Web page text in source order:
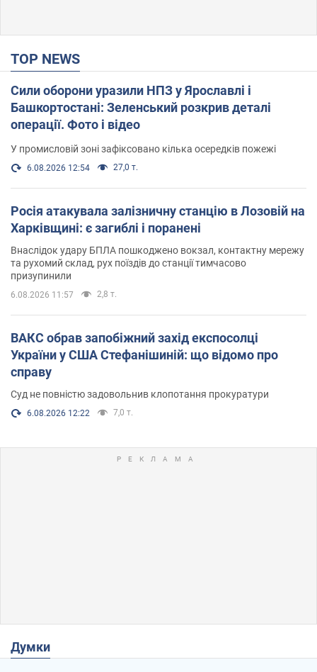
TOP NEWS
Сили оборони уразили НПЗ у Ярославлі і
Башкортостані: Зеленський розкрив деталі
операції. Фото і відео
У промисловій зоні зафіксовано кілька осередків пожежі
6.08.2026 12:54 27,0 т.
Росія атакувала залізничну станцію в Лозовій на
Харківщині: є загиблі і поранені
Внаслідок удару БПЛА пошкоджено вокзал, контактну мережу
та рухомий склад, рух поїздів до станції тимчасово
призупинили
6.08.2026 11:57 2,8 т.
ВАКС обрав запобіжний захід експосолці
України у США Стефанішиній: що відомо про
справу
Суд не повністю задовольнив клопотання прокуратури
6.08.2026 12:22 7,0 т.
Думки